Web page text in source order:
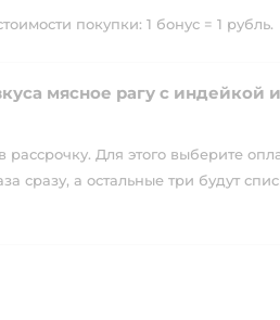
покупки: 1 бонус = 1 рубль.
мясное рагу с индейкой и
Для этого выберите
сразу, а остальные три будут